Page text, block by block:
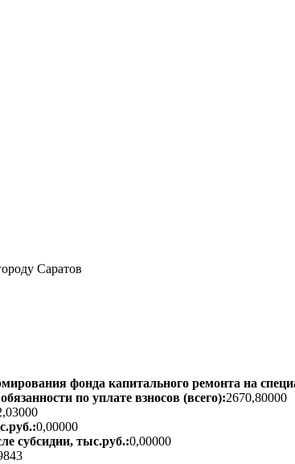
Саратов
фонда капитального ремонта на
по уплате взносов (всего):2670,80000
0,00000
субсидии, тыс.руб.:0,00000